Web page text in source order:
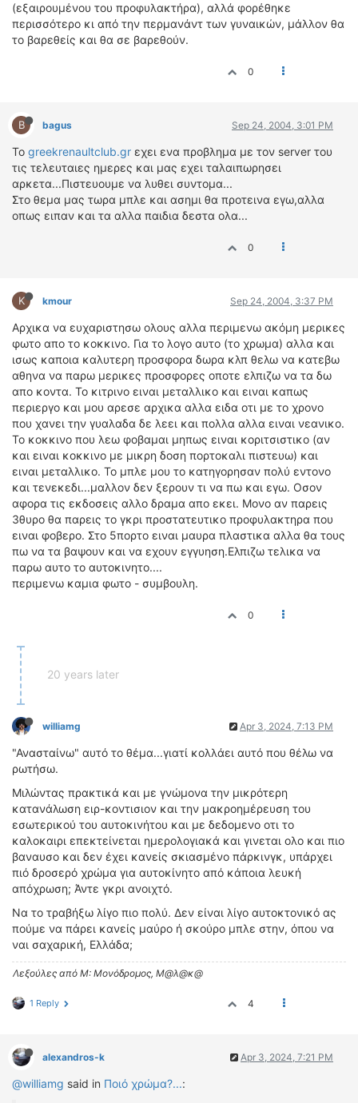
(εξαιρουμένου του προφυλακτήρα), αλλά φορέθηκε
περισσότερο κι από την περμανάντ των γυναικών, μάλλον θα
το βαρεθείς και θα σε βαρεθούν.
0
B bagus Sep 24, 2004, 3:01 PM
Το greekrenaultclub.gr εχει ενα προβλημα με τον server του
τις τελευταιες ημερες και μας εχει ταλαιπωρησει
αρκετα...Πιστευουμε να λυθει συντομα...
Στο θεμα μας τωρα μπλε και ασημι θα προτεινα εγω,αλλα
οπως ειπαν και τα αλλα παιδια δεστα ολα...
0
K kmour Sep 24, 2004, 3:37 PM
Αρχικα να ευχαριστησω ολους αλλα περιμενω ακόμη μερικες
φωτο απο το κοκκινο. Για το λογο αυτο (το χρωμα) αλλα και
ισως καποια καλυτερη προσφορα δωρα κλπ θελω να κατεβω
αθηνα να παρω μερικες προσφορες οποτε ελπιζω να τα δω
απο κοντα. Το κιτρινο ειναι μεταλλικο και ειναι καπως
περιεργο και μου αρεσε αρχικα αλλα ειδα οτι με το χρονο
που χανει την γυαλαδα δε λεει και πολλα αλλα ειναι νεανικο.
Το κοκκινο που λεω φοβαμαι μηπως ειναι κοριτσιστικο (αν
και ειναι κοκκινο με μικρη δοση πορτοκαλι πιστευω) και
ειναι μεταλλικο. Το μπλε μου το κατηγορησαν πολύ εντονο
και τενεκεδι...μαλλον δεν ξερουν τι να πω και εγω. Οσον
αφορα τις εκδοσεις αλλο δραμα απο εκει. Μονο αν παρεις
3θυρο θα παρεις το γκρι προστατευτικο προφυλακτηρα που
ειναι φοβερο. Στο 5πορτο ειναι μαυρα πλαστικα αλλα θα τους
πω να τα βαψουν και να εχουν εγγυηση.Ελπιζω τελικα να
παρω αυτο το αυτοκινητο....
περιμενω καμια φωτο - συμβουλη.
0
20 years later
williamg Apr 3, 2024, 7:13 PM
"Ανασταίνω" αυτό το θέμα...γιατί κολλάει αυτό που θέλω να
ρωτήσω.
Μιλώντας πρακτικά και με γνώμονα την μικρότερη
κατανάλωση ειρ-κοντισιον και την μακροημέρευση του
εσωτερικού του αυτοκινήτου και με δεδομενο οτι το
καλοκαιρι επεκτείνεται ημερολογιακά και γινεται ολο και πιο
βαναυσο και δεν έχει κανείς σκιασμένο πάρκινγκ, υπάρχει
πιό δροσερό χρώμα για αυτοκίνητο από κάποια λευκή
απόχρωση; Άντε γκρι ανοιχτό.
Να το τραβήξω λίγο πιο πολύ. Δεν είναι λίγο αυτοκτονικό ας
πούμε να πάρει κανείς μαύρο ή σκούρο μπλε στην, όπου να
ναι σαχαρική, Ελλάδα;
Λεξούλες από Μ: Μονόδρομος, Μ@λ@κ@
1 Reply 4
alexandros-k Apr 3, 2024, 7:21 PM
@williamg said in Ποιό χρώμα?...: